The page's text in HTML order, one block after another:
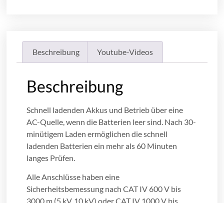
Beschreibung Youtube-Videos
Beschreibung
Schnell ladenden Akkus und Betrieb über eine
AC-Quelle, wenn die Batterien leer sind. Nach 30-
minütigem Laden ermöglichen die schnell
ladenden Batterien ein mehr als 60 Minuten
langes Prüfen.
Alle Anschlüsse haben eine
Sicherheitsbemessung nach CAT IV 600 V bis
3000 m (5 kV, 10 kV) oder CAT IV 1000 V bis